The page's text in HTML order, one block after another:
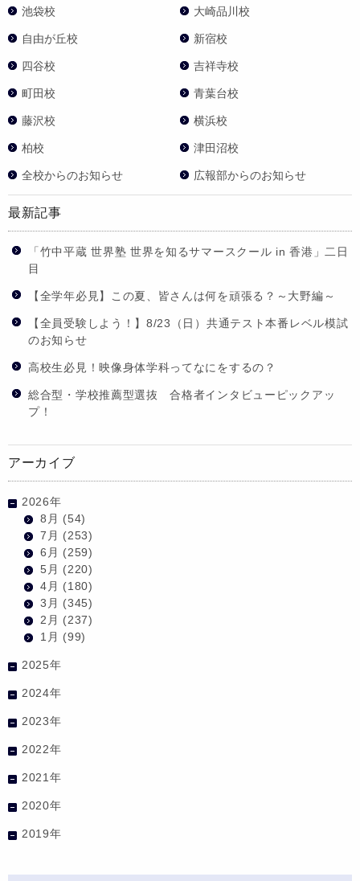
池袋校 大崎品川校
自由が丘校 新宿校
四谷校 吉祥寺校
町田校 青葉台校
藤沢校 横浜校
柏校 津田沼校
全校からのお知らせ 広報部からのお知らせ
最新記事
「竹中平蔵 世界塾 世界を知るサマースクール in 香港」二日
目
【全学年必見】この夏、皆さんは何を頑張る？～大野編～
【全員受験しよう！】8/23（日）共通テスト本番レベル模試
のお知らせ
高校生必見！映像身体学科ってなにをするの？
総合型・学校推薦型選抜 合格者インタビューピックアッ
プ！
アーカイブ
2026年
8月 (54)
7月 (253)
6月 (259)
5月 (220)
4月 (180)
3月 (345)
2月 (237)
1月 (99)
2025年
2024年
2023年
2022年
2021年
2020年
2019年